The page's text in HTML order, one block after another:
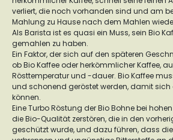
verliert, die noch vorhanden sind und am
Mahlung zu Hause nach dem Mahlen
Als Barista ist es quasi ein Muss, sein Bio
gemahlen zu haben.
Ein Faktor, der sich auf den späteren
ob Bio Kaffee oder herkömmlicher Kaffee,
Rösttemperatur und -dauer. Bio Kaffee
und schonend geröstet werden, damit sich
können.
Eine Turbo Röstung der Bio Bohne bei
die Bio-Qualität zerstören, die in den
geschützt wurde, und dazu führen, dass